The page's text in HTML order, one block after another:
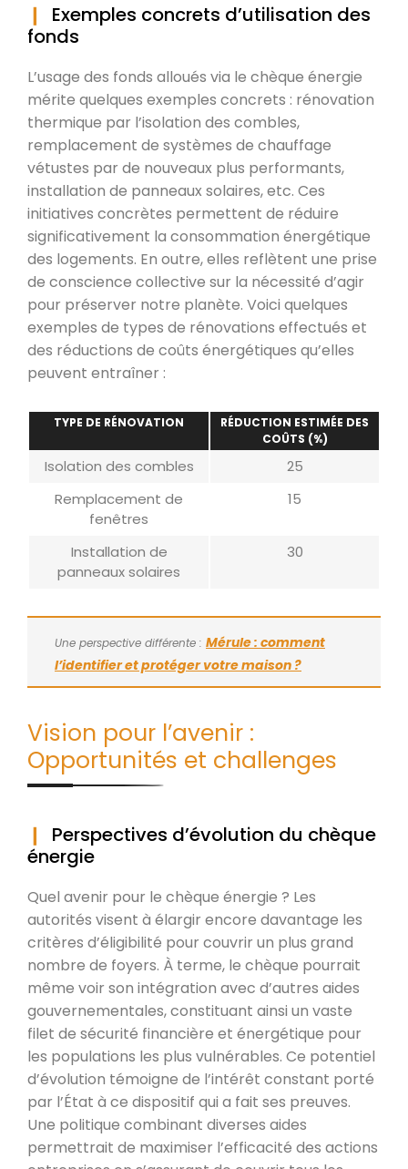
Exemples concrets d’utilisation des
fonds
L’usage des fonds alloués via le chèque énergie
mérite quelques exemples concrets : rénovation
thermique par l’isolation des combles,
remplacement de systèmes de chauffage
vétustes par de nouveaux plus performants,
installation de panneaux solaires, etc. Ces
initiatives concrètes permettent de réduire
significativement la consommation énergétique
des logements. En outre, elles reflètent une prise
de conscience collective sur la nécessité d’agir
pour préserver notre planète. Voici quelques
exemples de types de rénovations effectués et
des réductions de coûts énergétiques qu’elles
peuvent entraîner :
TYPE DE RÉNOVATION
RÉDUCTION ESTIMÉE DES
COÛTS (%)
Isolation des combles
25
Remplacement de
fenêtres
15
Installation de
panneaux solaires
30
Une perspective différente : Mérule : comment
l’identifier et protéger votre maison ?
Vision pour l’avenir :
Opportunités et challenges
Perspectives d’évolution du chèque
énergie
Quel avenir pour le chèque énergie ? Les
autorités visent à élargir encore davantage les
critères d’éligibilité pour couvrir un plus grand
nombre de foyers. À terme, le chèque pourrait
même voir son intégration avec d’autres aides
gouvernementales, constituant ainsi un vaste
filet de sécurité financière et énergétique pour
les populations les plus vulnérables. Ce potentiel
d’évolution témoigne de l’intérêt constant porté
par l’État à ce dispositif qui a fait ses preuves.
Une politique combinant diverses aides
permettrait de maximiser l’efficacité des actions